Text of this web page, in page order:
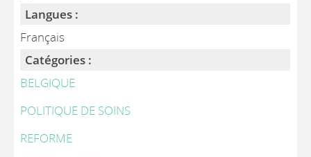
Langues :
Français
Catégories :
BELGIQUE
POLITIQUE DE SOINS
REFORME